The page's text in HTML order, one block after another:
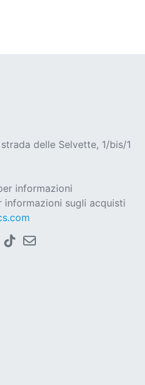
delle Selvette, 1/bis/1
informazioni
informazioni sugli acquisti